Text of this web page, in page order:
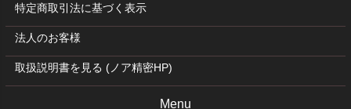
特定商取引法に基づく表示
法人のお客様
取扱説明書を見る (ノア精密HP)
Menu